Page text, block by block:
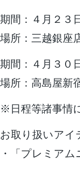
期間：４月２３
場所：三越銀座
期間：４月３０
場所：高島屋新
※日程等諸事情
お取り扱いアイ
・「プレミア